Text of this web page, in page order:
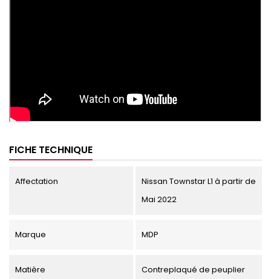
FICHE TECHNIQUE
Affectation
Nissan Townstar L1 à partir de
Mai 2022
Marque MDP
Matière Contreplaqué de peuplier